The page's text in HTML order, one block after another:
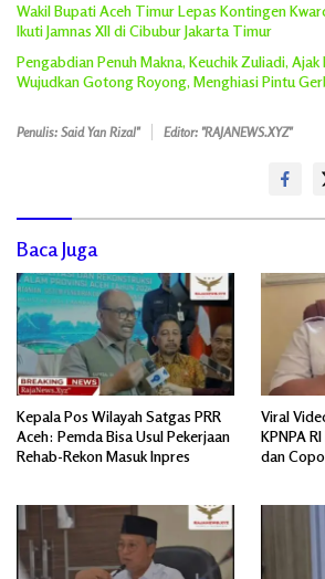
Wakil Bupati Aceh Timur Lepas Kontingen
Ikuti Jamnas XII di Cibubur Jakarta Timur
Pengabdian Penuh Makna, Keuchik Zuliadi,
Wujudkan Gotong Royong, Menghiasi Pintu
Penulis: Said Yan Rizal" Editor: "RAJANEWS.XYZ"
Baca Juga
Kepala Pos Wilayah Satgas PRR
Aceh: Pemda Bisa Usul Pekerjaan
Rehab-Rekon Masuk Inpres
Viral
KPNPA
dan